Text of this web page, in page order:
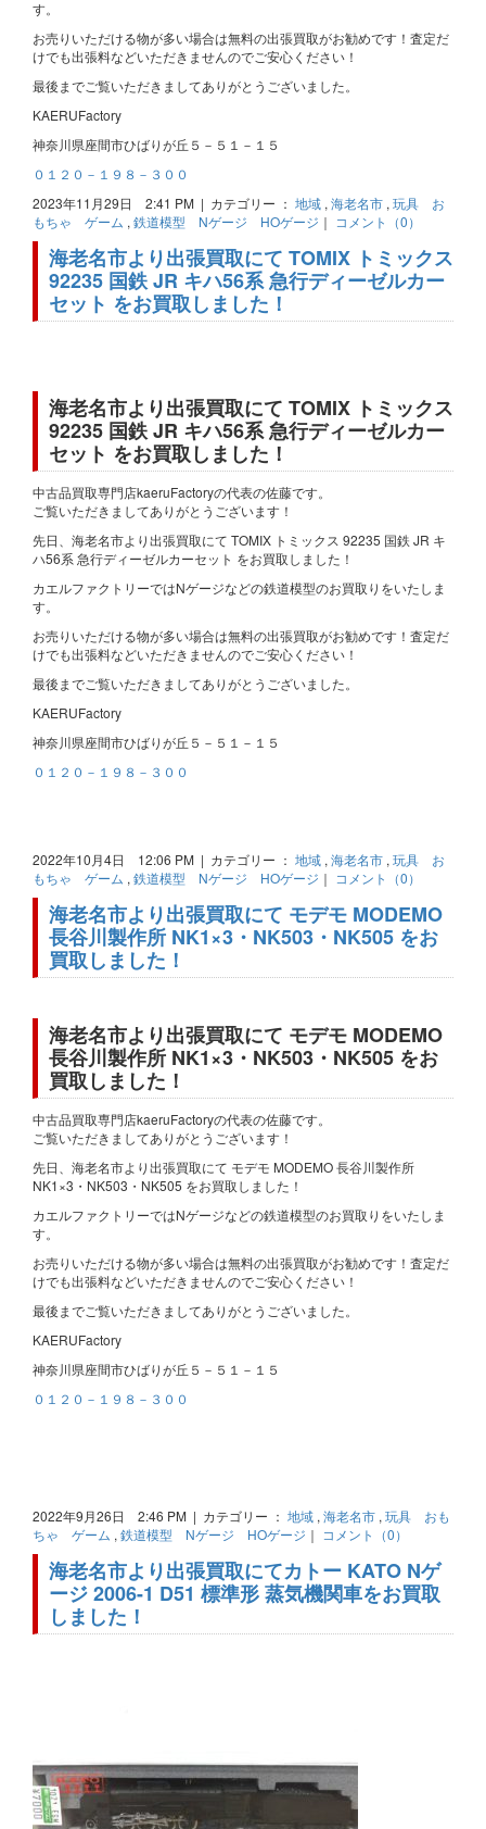
す。
お売りいただける物が多い場合は無料の出張買取がお勧めです！査定だ
けでも出張料などいただきませんのでご安心ください！
最後までご覧いただきましてありがとうございました。
KAERUFactory
神奈川県座間市ひばりが丘５－５１－１５
０１２０－１９８－３００
2023年11月29日 2:41 PM | カテゴリー ： 地域 , 海老名市 , 玩具 お
もちゃ ゲーム , 鉄道模型 Nゲージ HOゲージ ｜ コメント（0）
海老名市より出張買取にて TOMIX トミックス
92235 国鉄 JR キハ56系 急行ディーゼルカー
セット をお買取しました！
海老名市より出張買取にて TOMIX トミックス
92235 国鉄 JR キハ56系 急行ディーゼルカー
セット をお買取しました！
中古品買取専門店kaeruFactoryの代表の佐藤です。
ご覧いただきましてありがとうございます！
先日、海老名市より出張買取にて TOMIX トミックス 92235 国鉄 JR キ
ハ56系 急行ディーゼルカーセット をお買取しました！
カエルファクトリーではNゲージなどの鉄道模型のお買取りをいたしま
す。
お売りいただける物が多い場合は無料の出張買取がお勧めです！査定だ
けでも出張料などいただきませんのでご安心ください！
最後までご覧いただきましてありがとうございました。
KAERUFactory
神奈川県座間市ひばりが丘５－５１－１５
０１２０－１９８－３００
2022年10月4日 12:06 PM | カテゴリー ： 地域 , 海老名市 , 玩具 お
もちゃ ゲーム , 鉄道模型 Nゲージ HOゲージ ｜ コメント（0）
海老名市より出張買取にて モデモ MODEMO
長谷川製作所 NK1×3・NK503・NK505 をお
買取しました！
海老名市より出張買取にて モデモ MODEMO
長谷川製作所 NK1×3・NK503・NK505 をお
買取しました！
中古品買取専門店kaeruFactoryの代表の佐藤です。
ご覧いただきましてありがとうございます！
先日、海老名市より出張買取にて モデモ MODEMO 長谷川製作所
NK1×3・NK503・NK505 をお買取しました！
カエルファクトリーではNゲージなどの鉄道模型のお買取りをいたしま
す。
お売りいただける物が多い場合は無料の出張買取がお勧めです！査定だ
けでも出張料などいただきませんのでご安心ください！
最後までご覧いただきましてありがとうございました。
KAERUFactory
神奈川県座間市ひばりが丘５－５１－１５
０１２０－１９８－３００
2022年9月26日 2:46 PM | カテゴリー ： 地域 , 海老名市 , 玩具 おも
ちゃ ゲーム , 鉄道模型 Nゲージ HOゲージ ｜ コメント（0）
海老名市より出張買取にてカトー KATO Nゲ
ージ 2006-1 D51 標準形 蒸気機関車をお買取
しました！